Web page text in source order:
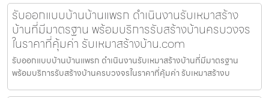
รับออกแบบบ้านบ้านแพรก ดำเนินงานรับเหมาสร้าง
บ้านที่มีมาตรฐาน พร้อมบริการรับสร้างบ้านครบวงจร
ในราคาที่คุ้มค่า รับเหมาสร้างบ้าน.com
รับออกแบบบ้านบ้านแพรก ดำเนินงานรับเหมาสร้างบ้านที่มีมาตรฐาน
พร้อมบริการรับสร้างบ้านครบวงจรในราคาที่คุ้มค่า รับเหมาสร้างบ